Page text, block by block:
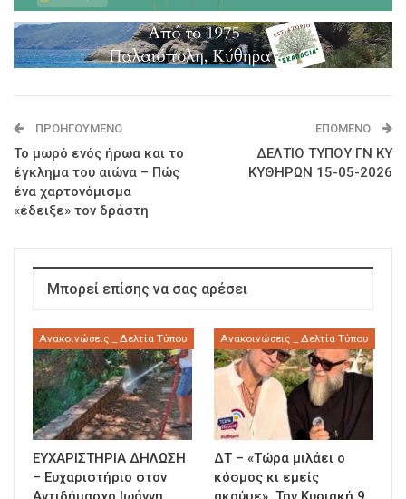
ΠΡΟΗΓΟΎΜΕΝΟ
Το μωρό ενός ήρωα και το
έγκλημα του αιώνα – Πώς
ένα χαρτονόμισμα
«έδειξε» τον δράστη
ΕΠΌΜΕΝΟ
ΔΕΛΤΙΟ ΤΥΠΟΥ ΓΝ ΚΥ
ΚΥΘΗΡΩΝ 15-05-2026
Μπορεί επίσης να σας αρέσει
Ανακοινώσεις _ Δελτία Τύπου
ΕΥΧΑΡΙΣΤΗΡΙΑ ΔΗΛΩΣΗ
– Ευχαριστήριο στον
Ανακοινώσεις _ Δελτία Τύπου
ΔΤ – «Τώρα μιλάει ο
κόσμος κι εμείς